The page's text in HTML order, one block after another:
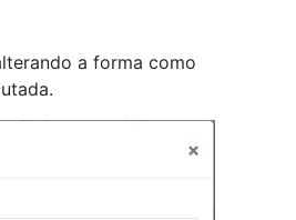
a forma como